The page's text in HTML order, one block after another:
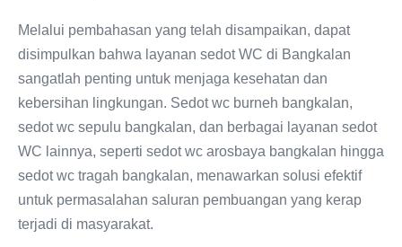
Melalui pembahasan yang telah disampaikan, dapat
disimpulkan bahwa layanan sedot WC di Bangkalan
sangatlah penting untuk menjaga kesehatan dan
kebersihan lingkungan. Sedot wc burneh bangkalan,
sedot wc sepulu bangkalan, dan berbagai layanan sedot
WC lainnya, seperti sedot wc arosbaya bangkalan hingga
sedot wc tragah bangkalan, menawarkan solusi efektif
untuk permasalahan saluran pembuangan yang kerap
terjadi di masyarakat.